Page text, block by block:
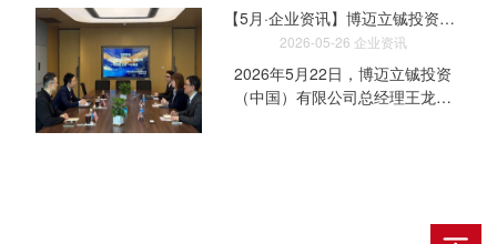
展示了面向低空经济领域的核心材
料能力，包括铁钴合金与高性能磁
性材料，为行业持续发展提供关键
支撑。 围绕低空飞行器对轻量化
能 极各向异性永磁体（烧结钕铁
米晶FINEMET产品的最新进展，
赢得现场热烈反响， 充分彰显了
持续引领的技术实力。 台上报告
精彩纷呈，展台同样展现出硬核实
材料体系，贯通了从技术研发到应
CHRO（首席人力资源官）与人事
企划部入江部长亲临现场，全程参
与此次会议。 会议伊始，中岛
CHRO围绕2026年度人事战略蓝
图、人事工作愿景与目标进行了说
代的作用。 在随后的环节中，入
【5月·企业资讯】博迈立铖投资（中国）有限公司总经理一行访问中智，共话二十年合作情谊
2026-05-26 企业资讯
2026年5月22日，博迈立铖投资
（中国）有限公司总经理王龙先
二十年相互支持，中智助力企业稳